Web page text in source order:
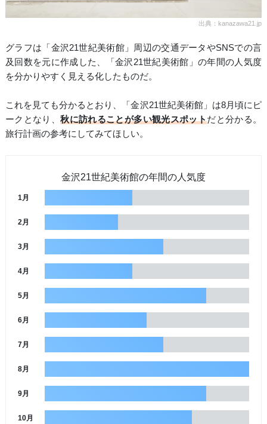
出典：kanazawa21.jp
グラフは「金沢21世紀美術館」周辺の交通データやSNSでの言
及回数を元に作成した、「金沢21世紀美術館」の年間の人気度
を分かりやすく見える化したものだ。
これを見ても分かるとおり、「金沢21世紀美術館」は8月頃にピ
ークとなり、秋に訪れることが多い観光スポットだと分かる。
旅行計画の参考にしてみてほしい。
金沢21世紀美術館の年間の人気度
1月
2月
3月
4月
5月
6月
7月
8月
9月
10月